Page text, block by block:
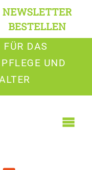
NEWSLETTER
BESTELLEN
DAS
UND